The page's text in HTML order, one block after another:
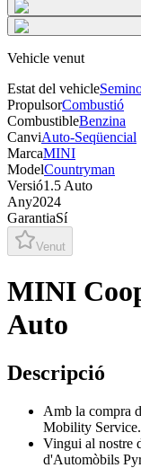
Vehicle venut
Estat del vehicle
PropulsorCombustió
CombustibleBenzina
CanviAuto-Seqüencial
MarcaMINI
ModelCountryman
Versió1.5 Auto
Any2024
GarantiaSí
Venut
MINI
Auto
Descripció
Amb la compra
Mobility Service.
Vingui al nostre
d'Automòbils